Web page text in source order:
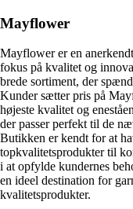
Mayflower
Mayflower er en
fokus på kvalitet og
brede sortiment, der
Kunder sætter pris på
højeste kvalitet og
der passer perfekt til de
Butikken er kendt for at
topkvalitetsprodukter til
i at opfylde kundernes
en ideel destination for
kvalitetsprodukter.